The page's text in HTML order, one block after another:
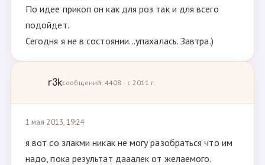
По идее прикоп он как для роз так и для всего
подойдет.
Сегодня я не в состоянии...упахалась. Завтра.)
r3kсообщений: 4408 · с 2011 г.
1 мая 2013, 19:24
я вот со злакми никак не могу разобраться что им
надо, пока результат дааалек от желаемого.